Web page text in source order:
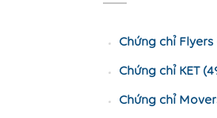
Chứng chỉ Flyers
Chứng chỉ KET
Chứng chỉ